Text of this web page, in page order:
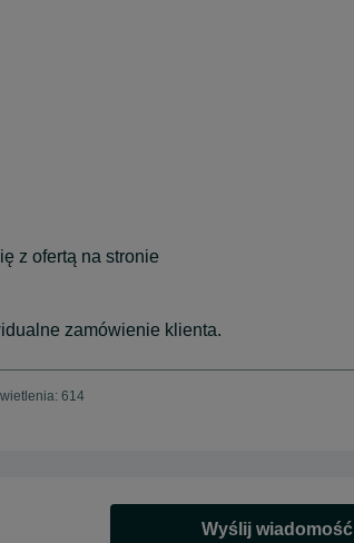
z ofertą na stronie
zamówienie klienta.
614
Wyślij wiadomość